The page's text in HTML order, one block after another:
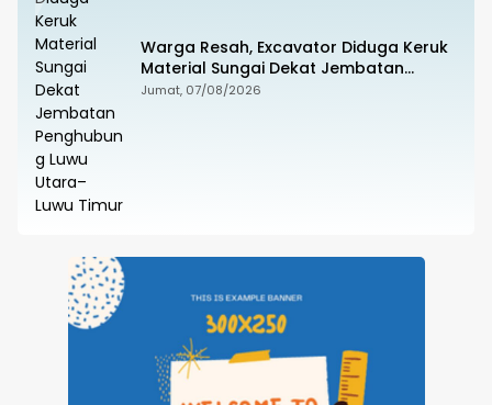
Warga Resah, Excavator Diduga Keruk
Material Sungai Dekat Jembatan
Penghubung Luwu Utara–Luwu Timur
Jumat, 07/08/2026